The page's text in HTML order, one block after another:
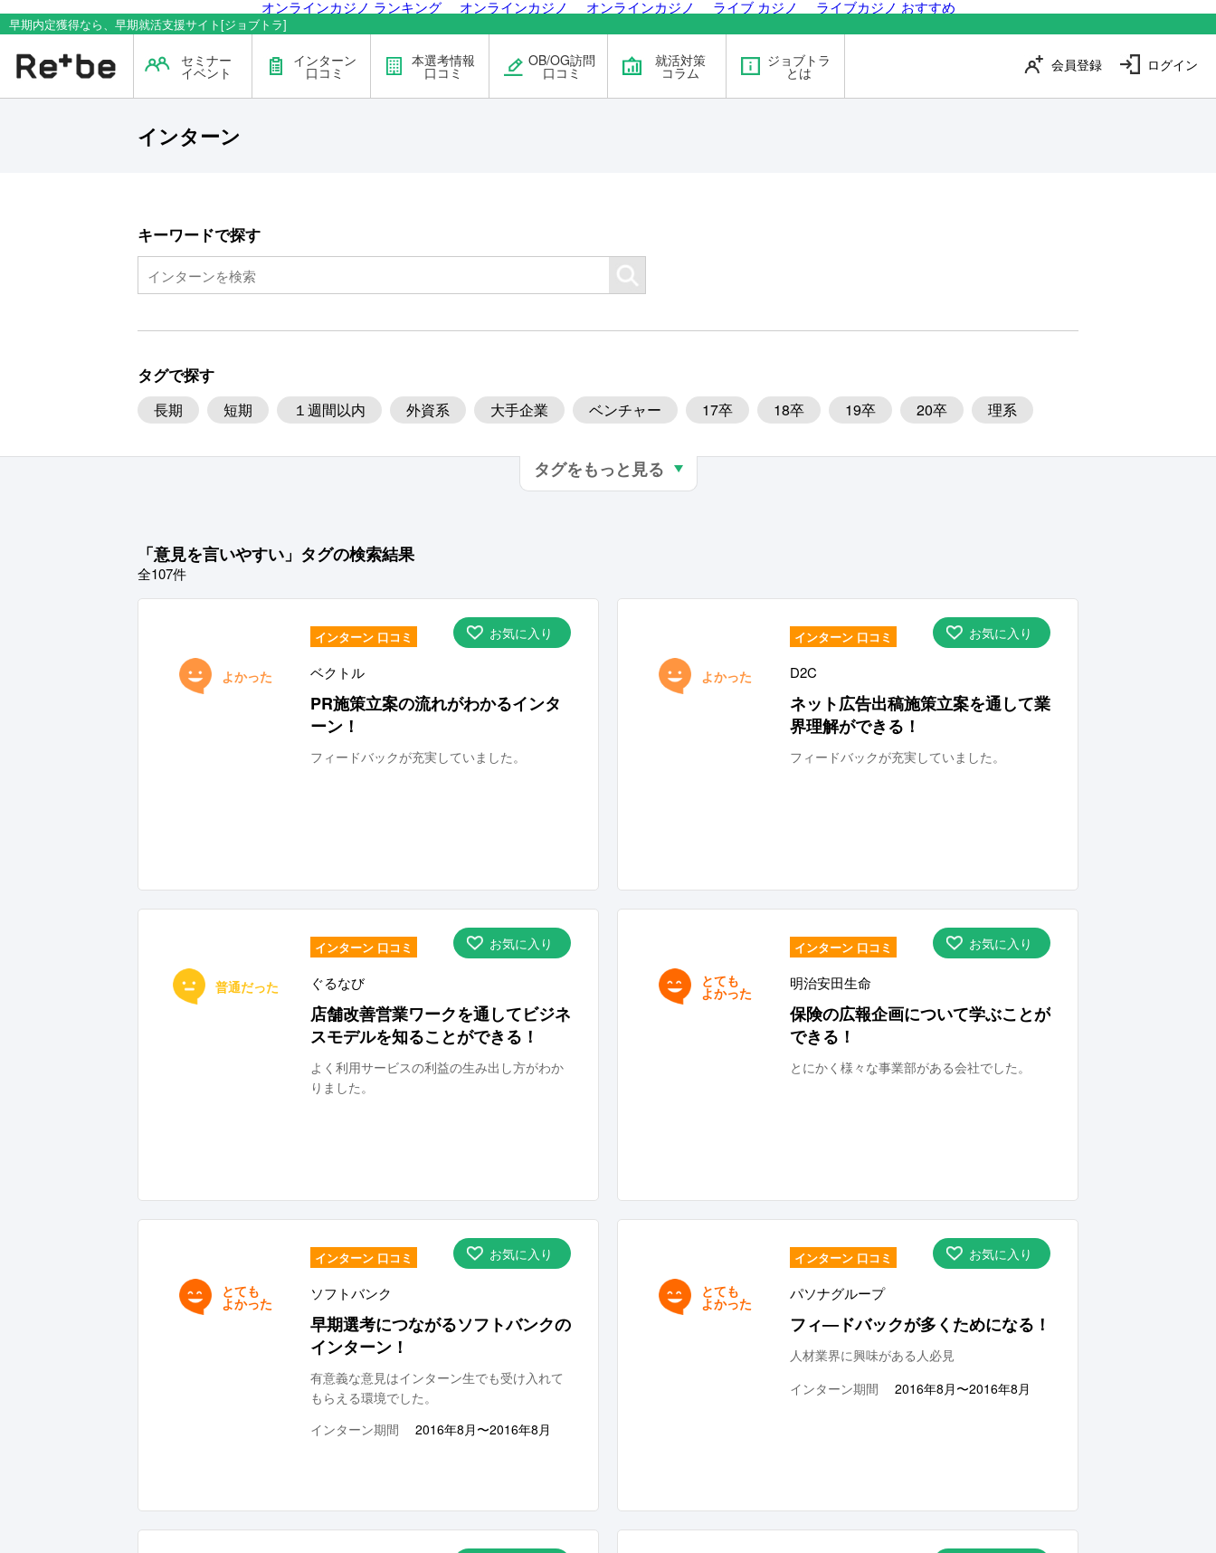
オンラインカジノ ランキング オンラインカジノ オンラインカジノ ライブ カジノ ライブカジノ おすすめ
早期内定獲得なら、早期就活支援サイト[ジョブトラ]
ログイン
会員登録
セミナー
イベント
インターン
口コミ
本選考情報
口コミ
OB/OG訪問
口コミ
就活対策
コラム
ジョブトラ
とは
インターン
キーワードで探す
タグで探す
長期 短期 １週間以内 外資系 大手企業 ベンチャー 17卒 18卒 19卒 20卒
理系
起業ノウハウが身につく マーケティングスキルが身につく
Webサービス／アプリ開発ができる
マネジメント経験できる
面談／フィードバックが充実
出社スケジュールが柔軟
意見を言いやすい 職種・業種への理解 報酬・インセンティブあり 内定直結
タグをもっと見る
「意見を言いやすい」タグの検索結果
全107件
お気に入り
よかった
インターン 口コミ
ベクトル
PR施策立案の流れがわかるインタ
ーン！
フィードバックが充実していました。
お気に入り
よかった
インターン 口コミ
D2C
ネット広告出稿施策立案を通して業
界理解ができる！
フィードバックが充実していました。
お気に入り
普通だった
インターン 口コミ
ぐるなび
店舗改善営業ワークを通してビジネ
スモデルを知ることができる！
よく利用サービスの利益の生み出し方がわか
りました。
お気に入り
とても
よかった
インターン 口コミ
明治安田生命
保険の広報企画について学ぶことが
できる！
とにかく様々な事業部がある会社でした。
お気に入り
とても
よかった
インターン 口コミ
ソフトバンク
早期選考につながるソフトバンクの
インターン！
有意義な意見はインターン生でも受け入れて
もらえる環境でした。
インターン期間
2016年8月〜2016年8月
お気に入り
とても
よかった
インターン 口コミ
パソナグループ
フィ―ドバックが多くためになる！
人材業界に興味がある人必見
インターン期間
2016年8月〜2016年8月